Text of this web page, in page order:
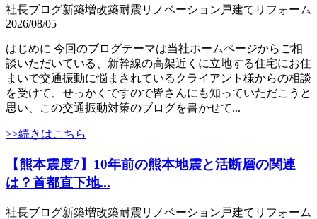
社長ブログ新築増改築耐震 リノベーション 戸建て リフォーム
2026/08/05
はじめに 今回のブログテーマは当社ホームページからご相
談いただいている、新幹線の高架近くに立地する住宅にお住
まいで交通振動に悩まされているクライアント様からの相談
を受けて、せっかくですので皆さんにも知っていただこうと
思い、この交通振動対策のブログを書かせて...
>>続きはこちら
【熊本震度7】10年前の熊本地震と活断層の関連
は？首都直下地...
社長ブログ新築増改築耐震 リノベーション 戸建て リフォーム